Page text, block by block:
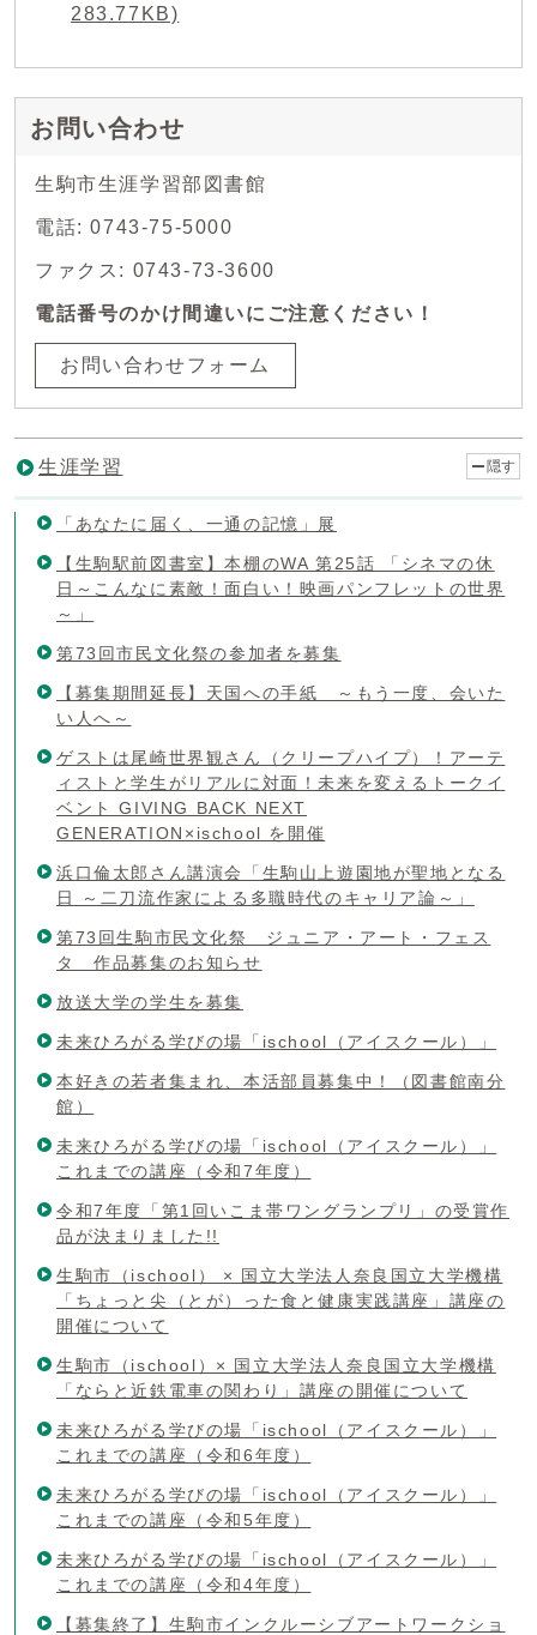
283.77KB)
お問い合わせ
生駒市生涯学習部図書館
電話: 0743-75-5000
ファクス: 0743-73-3600
電話番号のかけ間違いにご注意ください！
お問い合わせフォーム
生涯学習 隠す
「あなたに届く、一通の記憶」展
【生駒駅前図書室】本棚のWA 第25話 「シネマの休
日～こんなに素敵！面白い！映画パンフレットの世界
～」
第73回市民文化祭の参加者を募集
【募集期間延長】天国への手紙 ～もう一度、会いた
い人へ～
ゲストは尾崎世界観さん（クリープハイプ）！アーテ
ィストと学生がリアルに対面！未来を変えるトークイ
ベント GIVING BACK NEXT
GENERATION×ischool を開催
浜口倫太郎さん講演会「生駒山上遊園地が聖地となる
日 ～二刀流作家による多職時代のキャリア論～」
第73回生駒市民文化祭 ジュニア・アート・フェス
タ 作品募集のお知らせ
放送大学の学生を募集
未来ひろがる学びの場「ischool（アイスクール）」
本好きの若者集まれ、本活部員募集中！（図書館南分
館）
未来ひろがる学びの場「ischool（アイスクール）」
これまでの講座（令和7年度）
令和7年度「第1回いこま帯ワングランプリ」の受賞作
品が決まりました!!
生駒市（ischool） × 国立大学法人奈良国立大学機構
「ちょっと尖（とが）った食と健康実践講座」講座の
開催について
生駒市（ischool）× 国立大学法人奈良国立大学機構
「ならと近鉄電車の関わり」講座の開催について
未来ひろがる学びの場「ischool（アイスクール）」
これまでの講座（令和6年度）
未来ひろがる学びの場「ischool（アイスクール）」
これまでの講座（令和5年度）
未来ひろがる学びの場「ischool（アイスクール）」
これまでの講座（令和4年度）
【募集終了】生駒市インクルーシブアートワークショ